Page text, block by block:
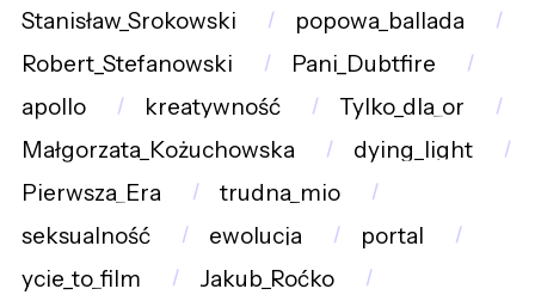
Stanisław_Srokowski
popowa_ballada
Robert_Stefanowski
Pani_Dubtfire
apollo
kreatywność
Tylko_dla_or
Małgorzata_Kożuchowska
dying_light
Pierwsza_Era
trudna_mio
seksualność
ewolucja
portal
ycie_to_film
Jakub_Roćko